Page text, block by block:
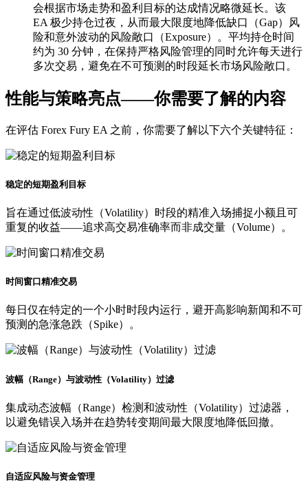
会根据市场走势和盈利目标的达成情况略微延长。该
EA 极少持仓过夜，从而最大限度地降低缺口（Gap）风
险和意外波动的风险敞口（Exposure）。平均持仓时间
约为 30 分钟，在保持严格风险管理的同时允许每天进行
多次交易，避免在不可预测的时段延长市场风险敞口。
性能与策略亮点——你需要了解的内容
在评估 Forex Fury EA 之前，你需要了解以下六个关键特征：
稳定的短期盈利目标
旨在通过低波动性（Volatility）时段的精准入场捕捉小额且可
重复的收益——追求高交易准确率而非成交量（Volume）。
时间窗口精准交易
每日仅在特定的一个小时时段内运行，避开高影响新闻和不可
预测的急涨急跌（Spike）。
波幅（Range）与波动性（Volatility）过滤
集成动态波幅（Range）检测和波动性（Volatility）过滤器，
以避免错误入场并在趋势转变期间最大限度地降低回撤。
自适应风险与资金管理